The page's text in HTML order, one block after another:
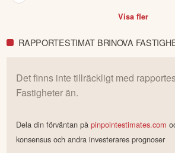
Visa fler
RAPPORTESTIMAT BRINOVA
Det finns inte tillräckligt med
Fastigheterän.
Dela din förväntan påpinpointestimates.com
konsensus och andra investerares prognoser